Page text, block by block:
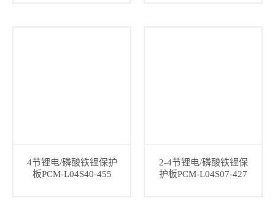
4节锂电/磷酸铁锂保护
板PCM-L04S40-455
2-4节锂电/磷酸铁锂保
护板PCM-L04S07-427